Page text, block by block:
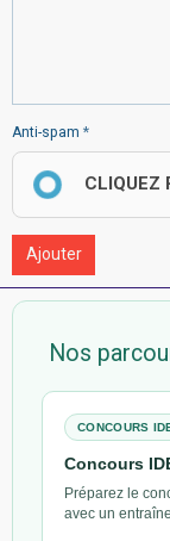
Anti-spam
CLIQUEZ
Ajouter
Nos
CONCOURS
Concours
Préparez le
avec un